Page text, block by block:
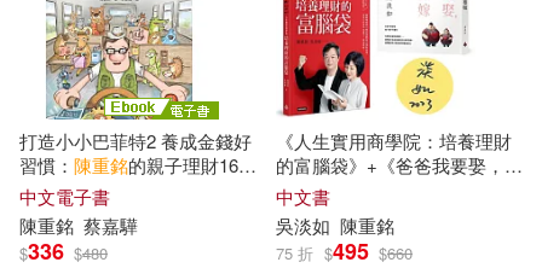
打造小小巴菲特2 養成金錢好
習慣： 陳重銘的親子理財16堂
啟蒙課 (電子書)
中文電子書
陳重銘 蔡嘉驊
$336 $480
《人生實用商學院：培養理財
的富腦袋》+《爸爸我要娶，媽
媽我要嫁》【限量作者親簽版
套書】
中文書
吳淡如 陳重銘
75 折 $495 $660